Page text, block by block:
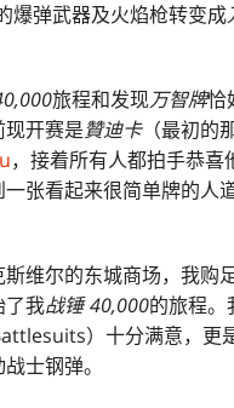
爆弹武器及火焰枪转变成
旅程和发现万智牌恰
开赛是贊迪卡（最初的
，接着所有人都拍手恭喜
张看起来很简单牌的人
维尔的东城商场，我购
了我战锤 40,000的旅程。
）十分满意，更
士钢弹。